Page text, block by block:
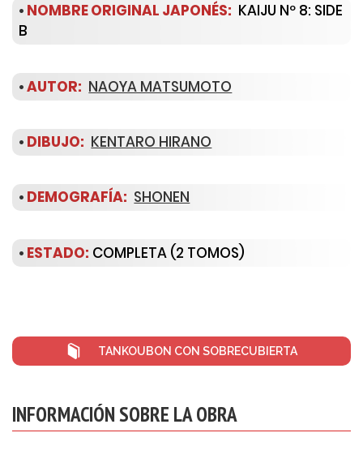
• NOMBRE ORIGINAL JAPONÉS: KAIJU Nº 8: SIDE
B
•AUTOR: NAOYA MATSUMOTO
• DIBUJO: KENTARO HIRANO
• DEMOGRAFÍA: SHONEN
• ESTADO: COMPLETA (2 TOMOS)
TANKOUBON CON SOBRECUBIERTA
INFORMACIÓN SOBRE LA OBRA